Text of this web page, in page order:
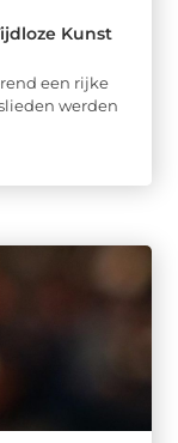
Kunst
een rijke
werden